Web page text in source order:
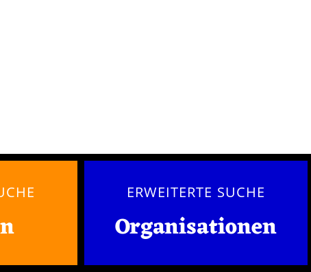
ERWEITERTE SUCHE
Organisationen